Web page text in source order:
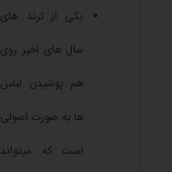
یکی از ترند های
سال های اخیر روی
هم پوشیدن لباس
ها به صورت اصولی
است که میتواند